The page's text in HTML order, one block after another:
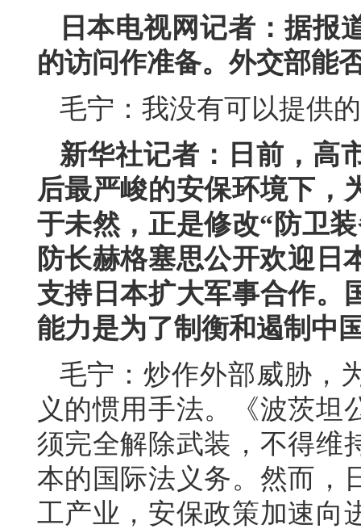
日本电视网记者：据报
的访问作准备。外交部能
毛宁：我没有可以提供
新华社记者：日前，高
后最严峻的安保环境下，
于未然，正是修改“防卫
防长赫格塞思公开欢迎日
支持日本扩大军事合作。
能力是为了制衡和遏制中
毛宁：炒作外部威胁，
义的惯用手法。《波茨坦
须完全解除武装，不得维
本的国际法义务。然而，
工产业，安保政策加速向